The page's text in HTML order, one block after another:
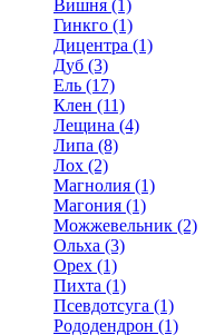
Вишня (1)
Гинкго (1)
Дицентра (1)
Дуб (3)
Ель (17)
Клен (11)
Лещина (4)
Липа (8)
Лох (2)
Магнолия (1)
Магония (1)
Можжевельник (2)
Ольха (3)
Орех (1)
Пихта (1)
Псевдотсуга (1)
Рододендрон (1)